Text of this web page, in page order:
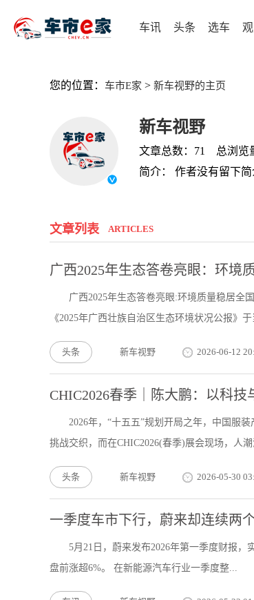
车讯 头条 选车
您的位置： 车市E家 > 新车视野的主页
新车视野
文章总数：71 总浏览
简介： 作者没有留下简
文章列表 ARTICLES
广西2025年生态答卷亮眼：环境
广西2025年生态答卷亮眼:环境质量稳居全
《2025年广西壮族自治区生态环境状况公报》于
头条 新车视野 2026-06-12
CHIC2026春季｜陈大鹏：以科
2026年，“十五五”规划开局之年，中国服
挑战交织，而在CHIC2026(春季)展会现场，人
头条 新车视野 2026-05-30
一季度车市下行，蔚来却连续两
5月21日，蔚来发布2026年第一季度财报，
盘前涨超6%。 在新能源汽车行业一季度整...